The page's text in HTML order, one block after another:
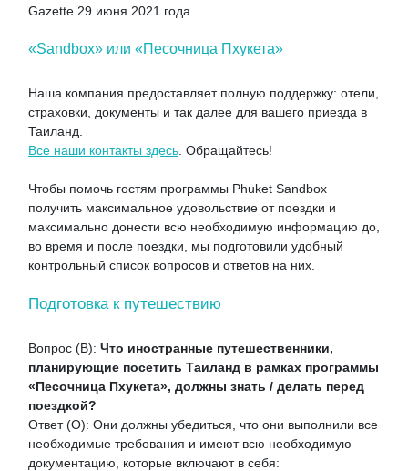
Gazette 29 июня 2021 года.
«Sandbox» или «Песочница Пхукета»
Наша компания предоставляет полную поддержку: отели,
страховки, документы и так далее для вашего приезда в
Таиланд.
Все наши контакты здесь . Обращайтесь!
Чтобы помочь гостям программы Phuket Sandbox
получить максимальное удовольствие от поездки и
максимально донести всю необходимую информацию до,
во время и после поездки, мы подготовили удобный
контрольный список вопросов и ответов на них.
Подготовка к путешествию
Вопрос (В): Что иностранные путешественники,
планирующие посетить Таиланд в рамках программы
«Песочница Пхукета», должны знать / делать перед
поездкой?
Ответ (О): Они должны убедиться, что они выполнили все
необходимые требования и имеют всю необходимую
документацию, которые включают в себя: